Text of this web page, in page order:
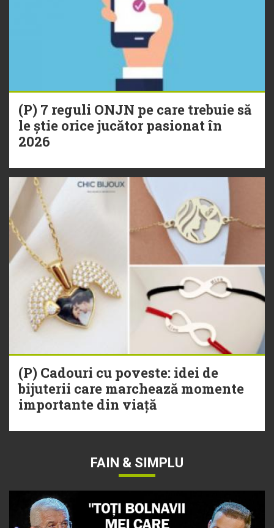
(P) 7 reguli ONJN pe care trebuie să
le știe orice jucător pasionat în
2026
(P) Cadouri cu poveste: idei de
bijuterii care marchează momente
importante din viață
FAIN & SIMPLU